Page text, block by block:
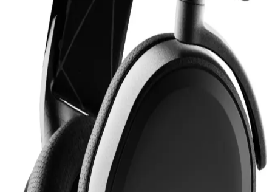
2. Nesil AirPods Pro ile Kablosuz Ses Deneyiminde
Yenilikler ve Gelişmeler
2. nesil AirPods Pro, gelişmiş ses kalitesi, aktif gürültü engelleme ve
uzun pil ömrü ile kablosuz ses deneyimini yeniden tanımlıyor.
Kullanıcı konforu ve teknolojik yeniliklerle öne çıkıyor.
Lenovo Lp1s ve Lp40 Pro Kablosuz Kulaklık
Karşılaştırması: Özellikler ve Kullanıcı Yorumları
Lenovo Lp1s ve Lp40 Pro kablosuz kulaklıkların özellikleri,
kullanıcı yorumları ve karşılaştırmalarıyla ilgili kapsamlı bilgiler
Corsair Void RGB Elite USB Carbon Kulaklık:
Yüksek Ses ve Konfor Sunan Oyun Kulaklığı